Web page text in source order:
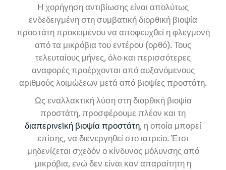
Η χορήγηση αντιβίωσης είναι απολύτως
ενδεδειγμένη στη συμβατική διορθική βιοψία
προστάτη προκειμένου να αποφευχθεί η φλεγμονή
από τα μικρόβια του εντέρου (ορθό). Τους
τελευταίους μήνες, όλο και περισσότερες
αναφορές προέρχονται από αυξανόμενους
αριθμούς λοιμώξεων μετά από βιοψίες προστάτη.
Ως εναλλακτική λύση στη διορθική βιοψία
προστάτη, προσφέρουμε πλέον και τη
διαπερινεϊκή βιοψία προστάτη, η οποία μπορεί
επίσης, να διενεργηθεί στο ιατρείο. Έτσι
μηδενίζεται σχεδόν ο κίνδυνος μόλυνσης από
μικρόβια, ενώ δεν είναι καν απαραίτητη η